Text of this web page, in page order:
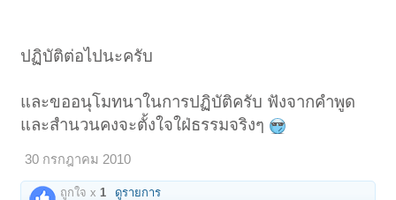
ปฏิบัติต่อไปนะครับ
และขออนุโมทนาในการปฏิบัติครับ ฟังจากคำพูด
และสำนวนคงจะตั้งใจใฝ่ธรรมจริงๆ
30 กรกฎาคม 2010
ถูกใจ x 1 ดูรายการ